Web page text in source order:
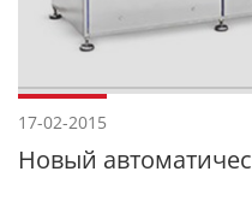
17-02-2015
Новый